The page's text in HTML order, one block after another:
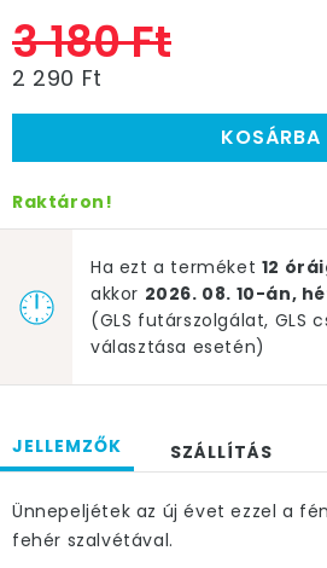
3 180 Ft
2 290 Ft
KOSÁRBA
Raktáron!
Ha ezt a terméket 12
akkor 2026. 08. 10-án,
(GLS futárszolgálat, GLS
választása esetén)
JELLEMZŐK SZÁLLÍTÁS
Ünnepeljétek az új évet ezzel a
fehér szalvétával.